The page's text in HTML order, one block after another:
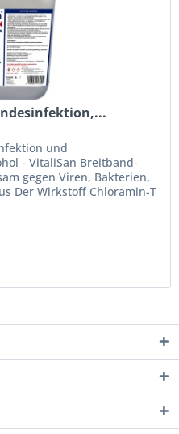
und
- VitaliSan Breitband-
gegen Viren, Bakterien,
Der Wirkstoff Chloramin-T